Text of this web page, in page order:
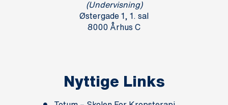
(Undervisning)
Østergade 1, 1. sal
8000 Århus C
Nyttige Links